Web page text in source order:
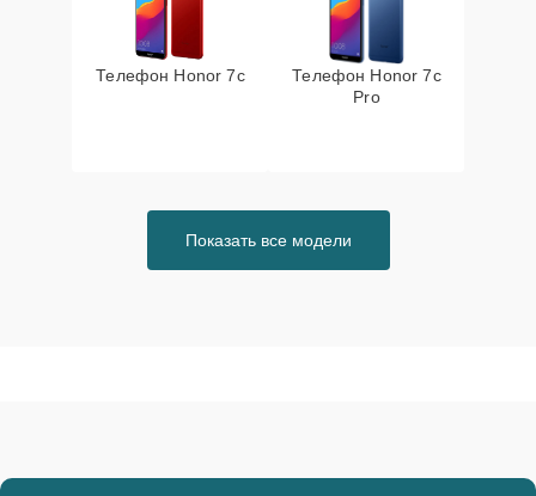
Телефон Honor 7c
Телефон Honor 7c
Pro
Показать все модели